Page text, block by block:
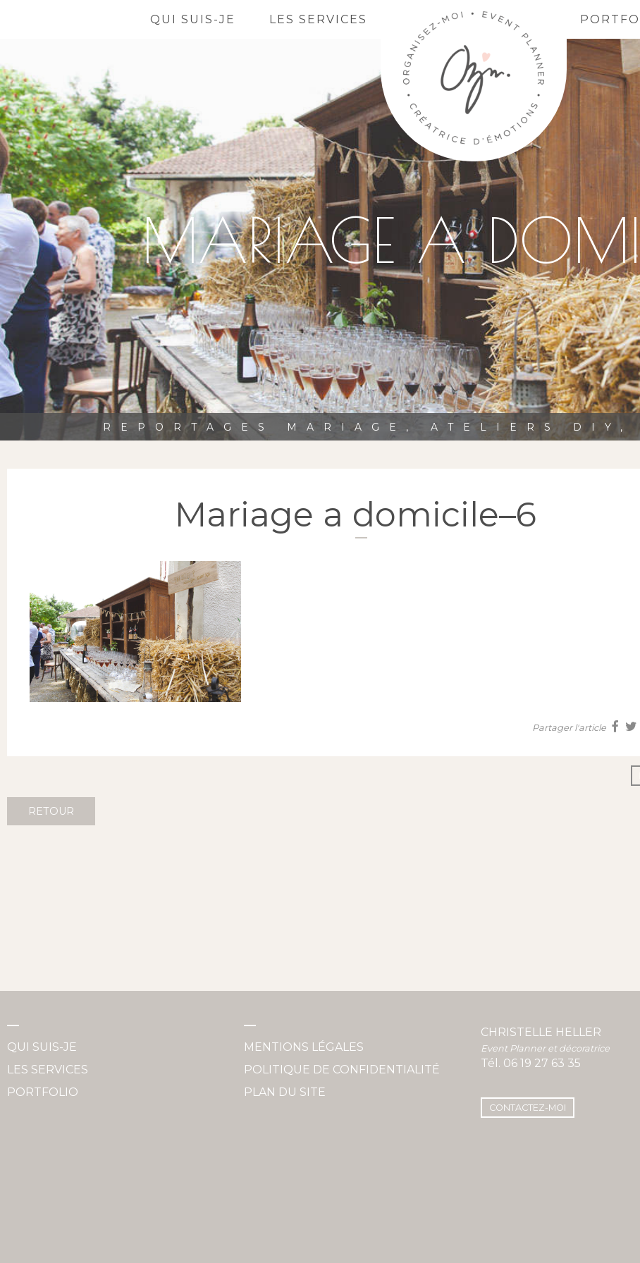
QUI SUIS-JE LES SERVICES
MARIAGE A
REPORTAGES MARIAGE, ATELIERS DIY,
Mariage a domicile–6
Partager l'article
RETOUR
QUI SUIS-JE
LES SERVICES
PORTFOLIO
MENTIONS LÉGALES
POLITIQUE DE CONFIDENTIALITÉ
PLAN DU SITE
CHRISTELLE HELLER
Event Planner et décoratrice
Tél. 06 19 27 63 35
CONTACTEZ-MOI